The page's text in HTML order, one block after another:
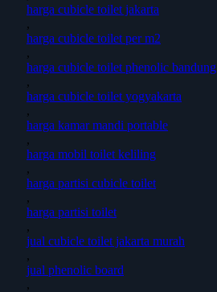
harga cubicle toilet jakarta
,
harga cubicle toilet per m2
,
harga cubicle toilet phenolic bandung
,
harga cubicle toilet yogyakarta
,
harga kamar mandi portable
,
harga mobil toilet keliling
,
harga partisi cubicle toilet
,
harga partisi toilet
,
jual cubicle toilet jakarta murah
,
jual phenolic board
,